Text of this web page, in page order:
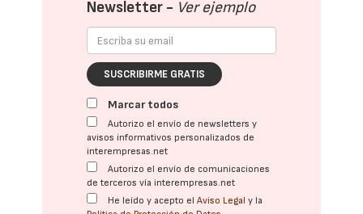
Newsletter - Ver ejemplo
SUSCRIBIRME GRATIS
Marcar todos
Autorizo el envío de newsletters y
avisos informativos personalizados de
interempresas.net
Autorizo el envío de comunicaciones
de terceros vía interempresas.net
He leído y acepto elAviso Legal y la